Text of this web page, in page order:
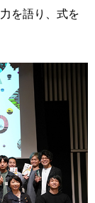
を語り、式を